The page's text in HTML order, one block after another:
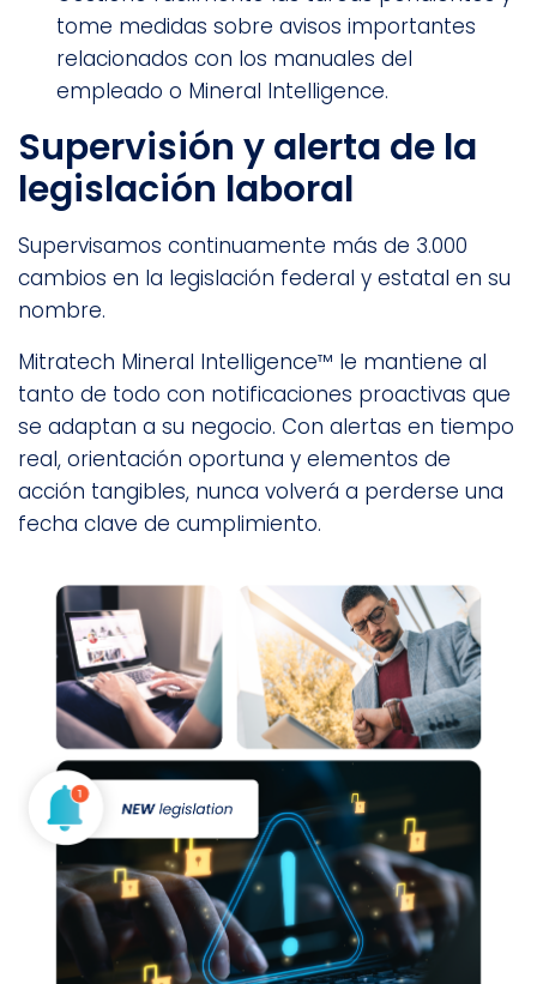
tome medidas sobre avisos importantes
relacionados con los manuales del
empleado o Mineral Intelligence.
Supervisión y alerta de la
legislación laboral
Supervisamos continuamente más de 3.000
cambios en la legislación federal y estatal en su
nombre.
Mitratech Mineral Intelligence™ le mantiene al
tanto de todo con notificaciones proactivas que
se adaptan a su negocio. Con alertas en tiempo
real, orientación oportuna y elementos de
acción tangibles, nunca volverá a perderse una
fecha clave de cumplimiento.